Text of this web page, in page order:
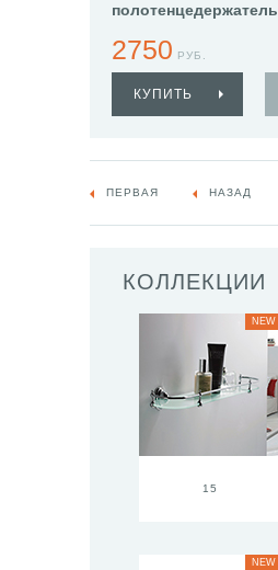
полотенцедержатель
2750 РУБ.
КУПИТЬ
ПЕРВАЯ НАЗАД
КОЛЛЕКЦИИ
15
NEW
NEW